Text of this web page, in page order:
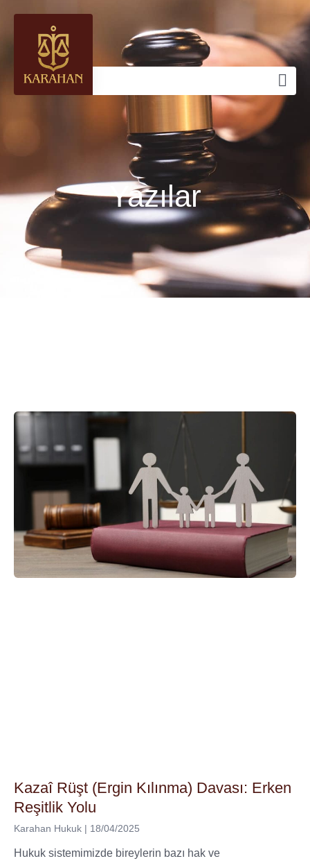
Yazılar
Kazaî Rüşt (Ergin Kılınma) Davası: Erken
Reşitlik Yolu
Karahan Hukuk 18/04/2025
Hukuk sistemimizde bireylerin bazı hak ve